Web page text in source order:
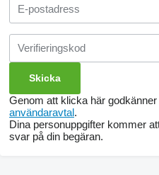
Genom att klicka här
användaravtal.
Dina personuppgifter kommer
svar på din begäran.